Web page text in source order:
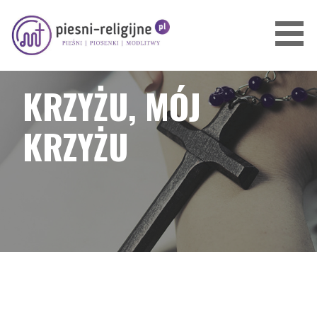
treści
PIOSENKI I PIEŚNI RELIGIJNE
KRZYŻU, MÓJ
KRZYŻU